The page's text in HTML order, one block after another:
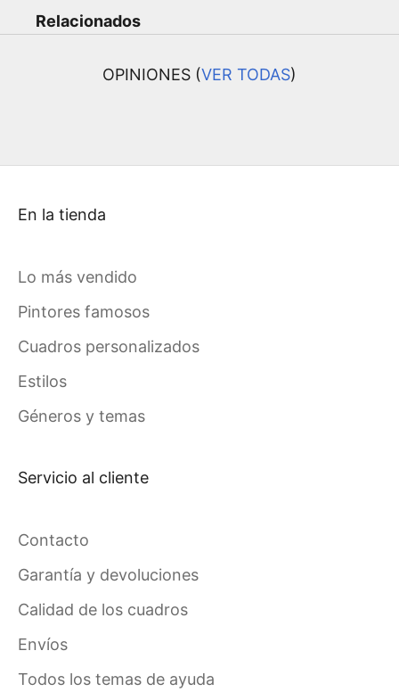
Relacionados
OPINIONES (VER TODAS)
En la tienda
Lo más vendido
Pintores famosos
Cuadros personalizados
Estilos
Géneros y temas
Servicio al cliente
Contacto
Garantía y devoluciones
Calidad de los cuadros
Envíos
Todos los temas de ayuda